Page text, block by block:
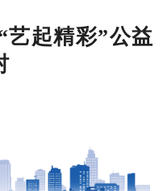
艺起精彩”公益